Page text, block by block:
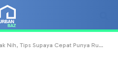
Nih, Tips Supaya Cepat Punya Rumah